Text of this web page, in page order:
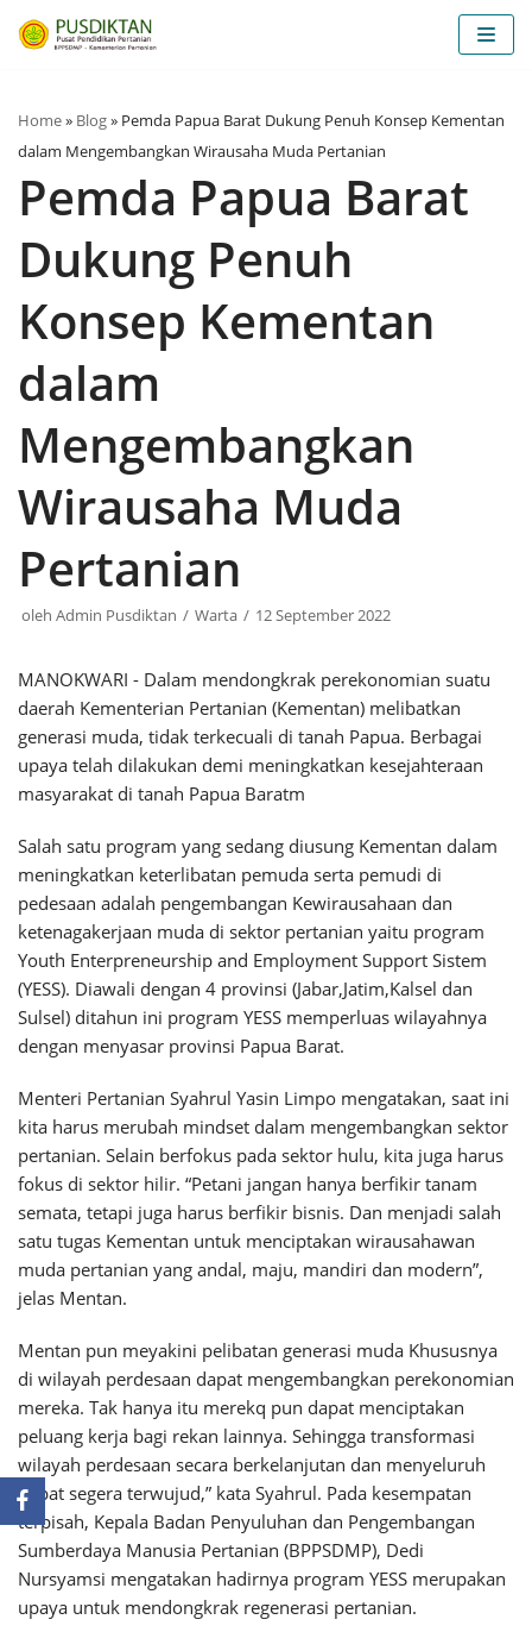
Lompat
ke
Home» Blog» Pemda Papua Barat Dukung Penuh Konsep Kementan
dalam Mengembangkan Wirausaha Muda Pertanian
Pemda Papua Barat
Dukung Penuh
Konsep Kementan
dalam
Mengembangkan
Wirausaha Muda
Pertanian
oleh Admin Pusdiktan Warta 12 September 2022
MANOKWARI - Dalam mendongkrak perekonomian suatu
daerah Kementerian Pertanian (Kementan) melibatkan
generasi muda, tidak terkecuali di tanah Papua. Berbagai
upaya telah dilakukan demi meningkatkan kesejahteraan
masyarakat di tanah Papua Baratm
Salah satu program yang sedang diusung Kementan dalam
meningkatkan keterlibatan pemuda serta pemudi di
pedesaan adalah pengembangan Kewirausahaan dan
ketenagakerjaan muda di sektor pertanian yaitu program
Youth Enterpreneurship and Employment Support Sistem
(YESS). Diawali dengan 4 provinsi (Jabar,Jatim,Kalsel dan
Sulsel) ditahun ini program YESS memperluas wilayahnya
dengan menyasar provinsi Papua Barat.
Menteri Pertanian Syahrul Yasin Limpo mengatakan, saat ini
kita harus merubah mindset dalam mengembangkan sektor
pertanian. Selain berfokus pada sektor hulu, kita juga harus
fokus di sektor hilir. “Petani jangan hanya berfikir tanam
semata, tetapi juga harus berfikir bisnis. Dan menjadi salah
satu tugas Kementan untuk menciptakan wirausahawan
muda pertanian yang andal, maju, mandiri dan modern”,
jelas Mentan.
Mentan pun meyakini pelibatan generasi muda Khususnya
di wilayah perdesaan dapat mengembangkan perekonomian
mereka. Tak hanya itu merekq pun dapat menciptakan
peluang kerja bagi rekan lainnya. Sehingga transformasi
wilayah perdesaan secara berkelanjutan dan menyeluruh
dapat segera terwujud,” kata Syahrul. Pada kesempatan
terpisah, Kepala Badan Penyuluhan dan Pengembangan
Sumberdaya Manusia Pertanian (BPPSDMP), Dedi
Nursyamsi mengatakan hadirnya program YESS merupakan
upaya untuk mendongkrak regenerasi pertanian.